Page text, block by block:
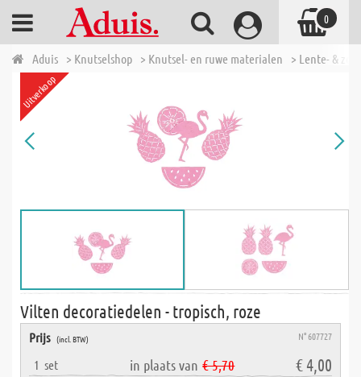
Aduis > Knutselshop > Knutsel- en ruwe materialen > Lente- &
Uitverkoop
Vilten decoratiedelen - tropisch, roze
Prijs (incl. BTW) N° 607727
1 set in plaats van € 5,70 € 4,00
0